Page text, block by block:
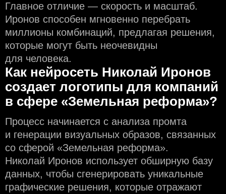
Главное отличие — скорость и масштаб.
Иронов способен мгновенно перебрать
миллионы комбинаций, предлагая решения,
которые могут быть неочевидны
для человека.
Как нейросеть Николай Иронов
создаeт логотипы для компаний
в сфере «Земельная реформа»?
Процесс начинается с анализа промта
и генерации визуальных образов, связанных
со сферой «Земельная реформа».
Николай Иронов использует обширную базу
данных, чтобы сгенерировать уникальные
графические решения, которые отражают